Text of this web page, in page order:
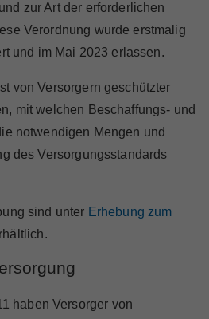
zur Art der erforderlichen
Verordnung wurde erstmalig
und im Mai 2023 erlassen.
von Versorgern geschützter
mit welchen Beschaffungs- und
notwendigen Mengen und
des Versorgungsstandards
sind unter Erhebung zum
haben Versorger von